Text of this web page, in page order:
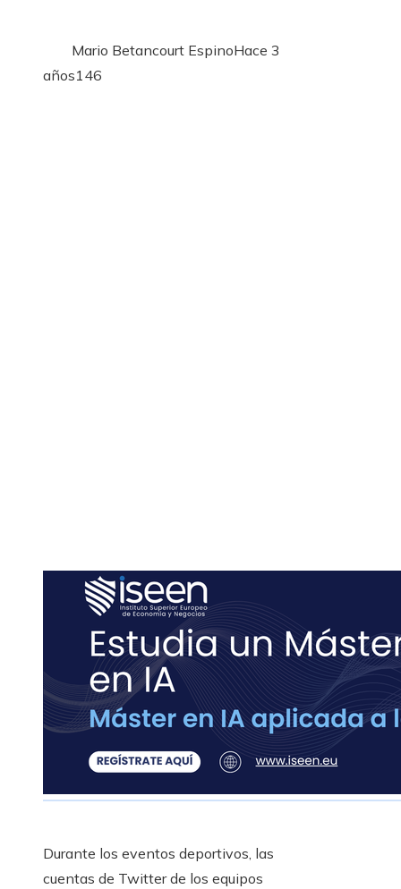
Mario Betancourt EspinoHace 3
años146
Durante los eventos deportivos, las
cuentas de Twitter de los equipos